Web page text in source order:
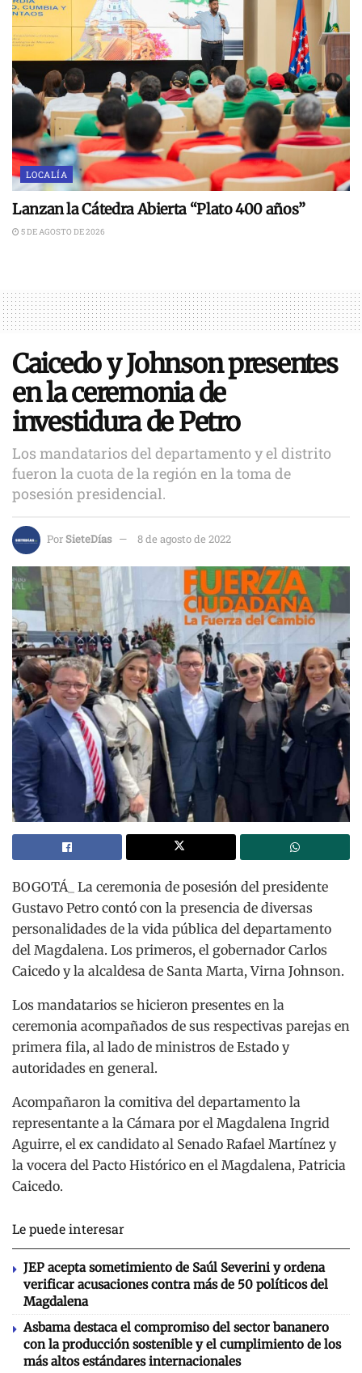
LOCALÍA
Lanzan la Cátedra Abierta “Plato 400 años”
5 DE AGOSTO DE 2026
Caicedo y Johnson presentes
en la ceremonia de
investidura de Petro
Los mandatarios del departamento y el distrito
fueron la cuota de la región en la toma de
posesión presidencial.
PorSieteDías 8 de agosto de 2022
BOGOTÁ_ La ceremonia de posesión del presidente
Gustavo Petro contó con la presencia de diversas
personalidades de la vida pública del departamento
del Magdalena. Los primeros, el gobernador Carlos
Caicedo y la alcaldesa de Santa Marta, Virna Johnson.
Los mandatarios se hicieron presentes en la
ceremonia acompañados de sus respectivas parejas en
primera fila, al lado de ministros de Estado y
autoridades en general.
Acompañaron la comitiva del departamento la
representante a la Cámara por el Magdalena Ingrid
Aguirre, el ex candidato al Senado Rafael Martínez y
la vocera del Pacto Histórico en el Magdalena, Patricia
Caicedo.
Le puede interesar
JEP acepta sometimiento de Saúl Severini y ordena
verificar acusaciones contra más de 50 políticos del
Magdalena
Asbama destaca el compromiso del sector bananero
con la producción sostenible y el cumplimiento de los
más altos estándares internacionales